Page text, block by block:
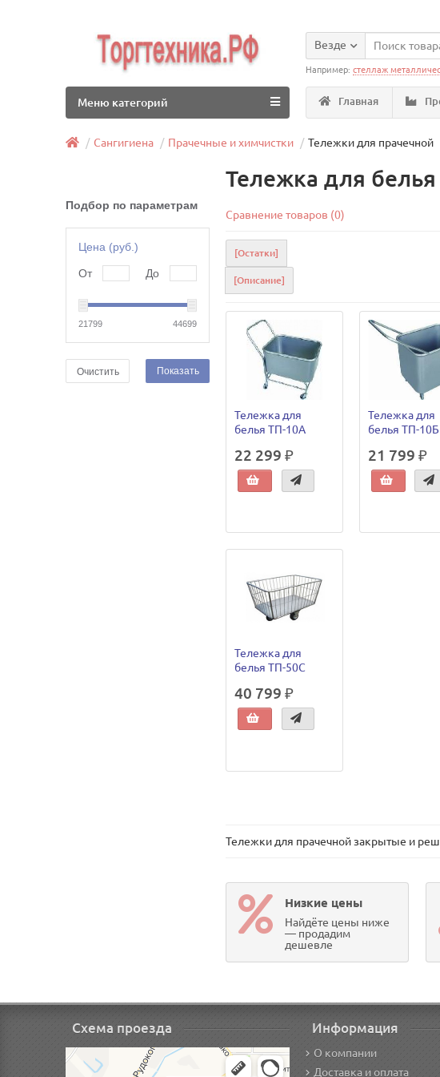
Везде
Например:стеллаж
Главная
Меню категорий
Сангигиена Прачечные и химчистки Тележки для прачечной
Подбор по параметрам
Цена (руб.)
От До
21799 44699
Очистить Показать
Тележка для
Сравнение товаров (0)
[Остатки]
[Описание]
Тележка для
белья ТП-10А
22 299 ₽
Тележка для
белья ТП-10Б
21 799 ₽
Тележка для
белья ТП-50С
40 799 ₽
Тележки для прачечной закрытые и
Низкие цены
Найдёте цены ниже
— продадим
дешевле
Схема проезда Информация
О компании
Доставка и оплата